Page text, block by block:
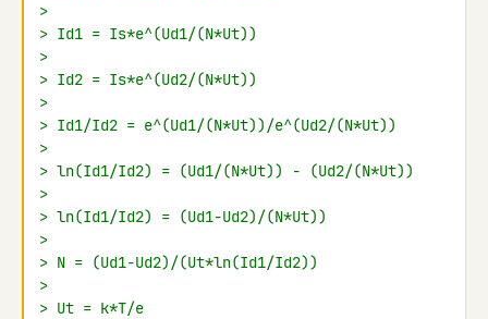
>
> Id1 = Is*e^(Ud1/(N*Ut))
>
> Id2 = Is*e^(Ud2/(N*Ut))
>
> Id1/Id2 = e^(Ud1/(N*Ut))/e^(Ud2/(N*Ut))
>
> ln(Id1/Id2) = (Ud1/(N*Ut)) - (Ud2/(N*Ut))
>
> ln(Id1/Id2) = (Ud1-Ud2)/(N*Ut))
>
> N = (Ud1-Ud2)/(Ut*ln(Id1/Id2))
>
> Ut = k*T/e